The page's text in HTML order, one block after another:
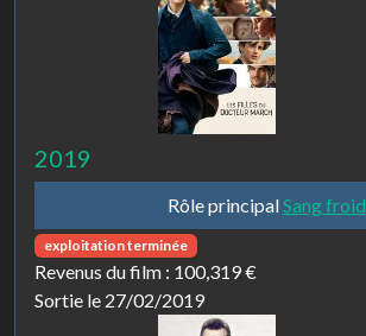
2019
Rôle principalSang froid
exploitation terminée
Revenus du film : 100,319 €
Sortie le 27/02/2019